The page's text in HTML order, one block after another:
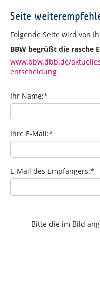
Seite
Folgende Seite wird von
BBW begrüßt die rasche
www.bbw.dbb.de/
entscheidung
Ihr Name:*
Ihre E-Mail:*
E-Mail des Empfängers:*
Bitte die im Bild